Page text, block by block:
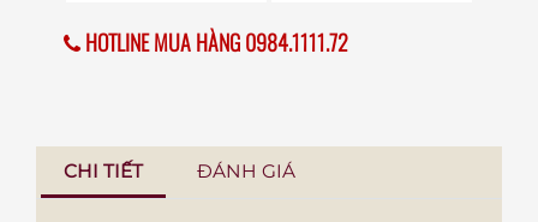
HOTLINE MUA HÀNG 0984.1111.72
CHI TIẾT ĐÁNH GIÁ